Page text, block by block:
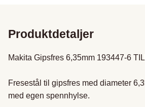
Produktdetaljer
Makita Gipsfres 6,35mm 193447-6
Fresestål til gipsfres med diameter
med egen spennhylse.